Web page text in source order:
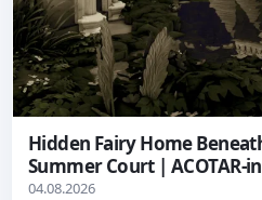
Hidden Fairy Home
Summer Court | ACOTAR-
04.08.2026